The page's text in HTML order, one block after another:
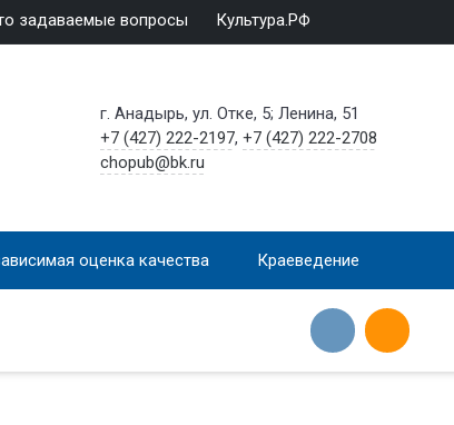
задаваемые вопросы Культура.РФ
г. Анадырь, ул. Отке, 5; Ленина, 51
+7 (427) 222-2197,+7 (427) 222-2708
chopub@bk.ru
оценка качества Краеведение